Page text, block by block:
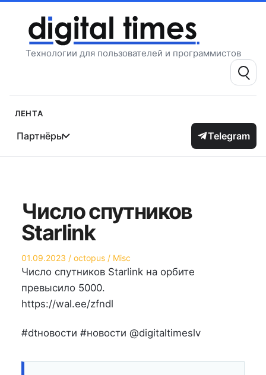
содержимому
Технологии для пользователей и программистов
Поиск:
Лента
Партнёры Telegram
Число спутников
Starlink
Опубликовано
на
01.09.2023 Автор
octopus
Опубликовано
в
Misc
Число спутников Starlink на орбите
превысило 5000.
https://wal.ee/zfndl
#dtновости #новости @digitaltimeslv